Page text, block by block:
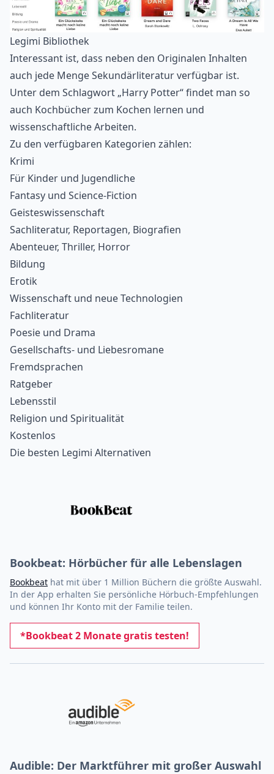
Legimi Bibliothek
Interessant ist, dass neben den Originalen Inhalten
auch jede Menge Sekundärliteratur verfügbar ist.
Unter dem Schlagwort „Harry Potter“ findet man so
auch Kochbücher zum Kochen lernen und
wissenschaftliche Arbeiten.
Zu den verfügbaren Kategorien zählen:
Krimi
Für Kinder und Jugendliche
Fantasy und Science-Fiction
Geisteswissenschaft
Sachliteratur, Reportagen, Biografien
Abenteuer, Thriller, Horror
Bildung
Erotik
Wissenschaft und neue Technologien
Fachliteratur
Poesie und Drama
Gesellschafts- und Liebesromane
Fremdsprachen
Ratgeber
Lebensstil
Religion und Spiritualität
Kostenlos
Die besten Legimi Alternativen
Bookbeat: Hörbücher für alle Lebenslagen
Bookbeat hat mit über 1 Million Büchern die größte Auswahl.
In der App erhalten Sie persönliche Hörbuch-Empfehlungen
und können Ihr Konto mit der Familie teilen.
*Bookbeat 2 Monate gratis testen!
Audible: Der Marktführer mit großer Auswahl